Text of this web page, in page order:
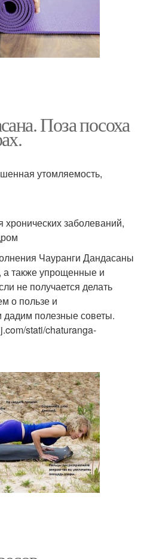
Поза посоха
утомляемость,
заболеваний,
Чауранги Дандасаны
а также упрощенные и
не получается делать
о пользе и
дадим полезные советы.
stati/chaturanga-